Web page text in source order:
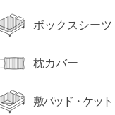
ボックスシーツ
枕カバー
敷パッド・ケット